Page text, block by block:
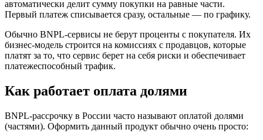
автоматически делит сумму покупки на равные части.
Первый платеж списывается сразу, остальные — по графику.
Обычно BNPL-сервисы не берут проценты с покупателя. Их
бизнес-модель строится на комиссиях с продавцов, которые
платят за то, что сервис берет на себя риски и обеспечивает
платежеспособный трафик.
Как работает оплата долями
BNPL-рассрочку в России часто называют оплатой долями
(частями). Оформить данный продукт обычно очень просто: